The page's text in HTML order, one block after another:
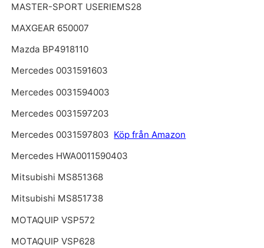
MASTER-SPORT USERIEMS28
MAXGEAR 650007
Mazda BP4918110
Mercedes 0031591603
Mercedes 0031594003
Mercedes 0031597203
Mercedes 0031597803 Köp från Amazon
Mercedes HWA0011590403
Mitsubishi MS851368
Mitsubishi MS851738
MOTAQUIP VSP572
MOTAQUIP VSP628